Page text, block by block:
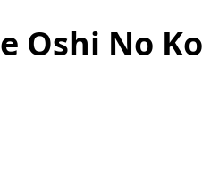
Oshi No